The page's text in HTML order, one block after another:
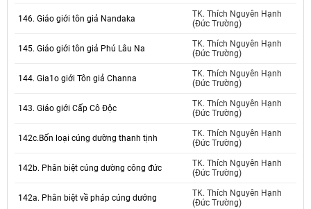
146. Giáo giới tôn giả Nandaka
TK. Thích Nguyên Hạnh
(Đức Trường)
145. Giáo giới tôn giả Phú Lâu Na
TK. Thích Nguyên Hạnh
(Đức Trường)
144. Gia1o giới Tôn giả Channa
TK. Thích Nguyên Hạnh
(Đức Trường)
143. Giáo giới Cấp Cô Độc
TK. Thích Nguyên Hạnh
(Đức Trường)
142c.Bốn loại cúng dường thanh tịnh
TK. Thích Nguyên Hạnh
(Đức Trường)
142b. Phân biệt cúng dường công đức
TK. Thích Nguyên Hạnh
(Đức Trường)
142a. Phân biệt về pháp cúng dướng
TK. Thích Nguyên Hạnh
(Đức Trường)